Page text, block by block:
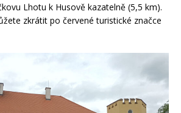
Lhotu k Husově kazatelně (5,5 km).
zkrátit po červené turistické značce